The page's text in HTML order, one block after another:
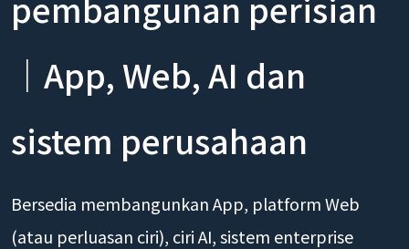
pembangunan perisian
｜App, Web, AI dan
sistem perusahaan
Bersedia membangunkan App, platform Web